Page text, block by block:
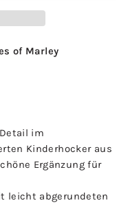
of Marley
im
Kinderhocker aus
Ergänzung für
leicht abgerundeten